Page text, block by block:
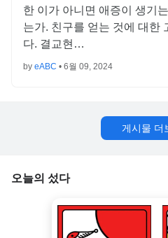
한 이가 아니면 애증이 생기
는가. 친구를 얻는 것에 대한
다. 결교현…
by eABC • 6월 09, 2024
게시물 더
오늘의 섰다